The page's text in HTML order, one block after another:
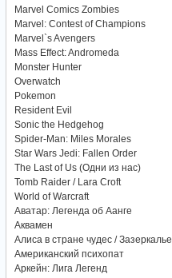
Marvel Comics Zombies
Marvel: Contest of Champions
Marvel`s Avengers
Mass Effect: Andromeda
Monster Hunter
Overwatch
Pokemon
Resident Evil
Sonic the Hedgehog
Spider-Man: Miles Morales
Star Wars Jedi: Fallen Order
The Last of Us (Одни из нас)
Tomb Raider / Lara Croft
World of Warcraft
Аватар: Легенда об Аанге
Аквамен
Алиса в стране чудес / Зазеркалье
Американский психопат
Аркейн: Лига Легенд